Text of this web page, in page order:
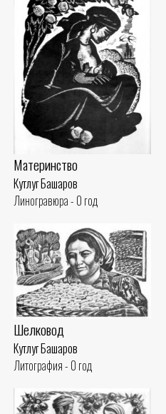
Материнство
Кутлуг Башаров
Линогравюра - 0 год
Шелковод
Кутлуг Башаров
Литография - 0 год